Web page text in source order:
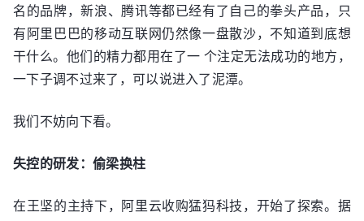
名的品牌，新浪、腾讯等都已经有了自己的拳头产品，只
有阿里巴巴的移动互联网仍然像一盘散沙，不知道到底想
干什么。他们的精力都用在了一 个注定无法成功的地方，
一下子调不过来了，可以说进入了泥潭。
我们不妨向下看。
失控的研发：偷梁换柱
在王坚的主持下，阿里云收购猛犸科技，开始了探索。据